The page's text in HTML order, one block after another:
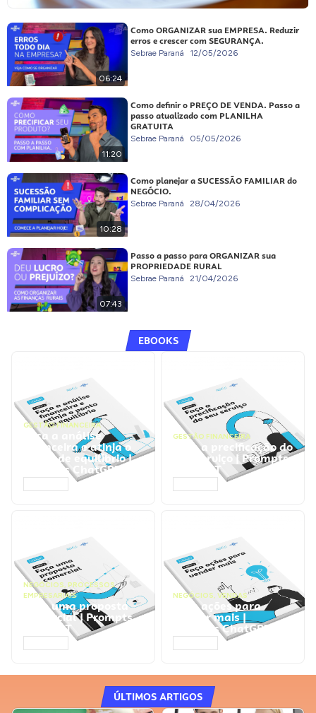
06:24
Como ORGANIZAR sua EMPRESA. Reduzir
erros e crescer com SEGURANÇA.
Sebrae Paraná 12/05/2026
11:20
Como definir o PREÇO DE VENDA. Passo a
passo atualizado com PLANILHA
GRATUITA
Sebrae Paraná 05/05/2026
10:28
Como planejar a SUCESSÃO FAMILIAR do
NEGÓCIO.
Sebrae Paraná 28/04/2026
07:43
Passo a passo para ORGANIZAR sua
PROPRIEDADE RURAL
Sebrae Paraná 21/04/2026
EBOOKS
GESTÃO FINANCEIRA
Faça a análise
financeira e atinja o
ponto de equilíbrio |
Prompts ChatGPT
GESTÃO FINANCEIRA
Faça a precificação do
seu serviço | Prompts
ChatGPT
NEGÓCIOS, PROCESSOS
EMPRESARIAIS
Faça uma proposta
comercial | Prompts
ChatGPT
NEGÓCIOS, VENDAS
Faça ações para
vender mais |
Prompts ChatGPT
ÚLTIMOS ARTIGOS